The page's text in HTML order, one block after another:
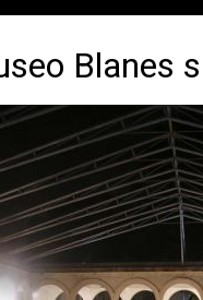
Blanes